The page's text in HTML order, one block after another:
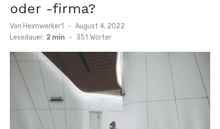
oder -firma?
Von Heimwerker1
Veröffentlicht
am
August 4, 2022
Lesedauer: 2 min - 351 Wörter